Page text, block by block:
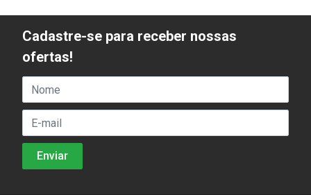
Cadastre-se para receber nossas
ofertas!